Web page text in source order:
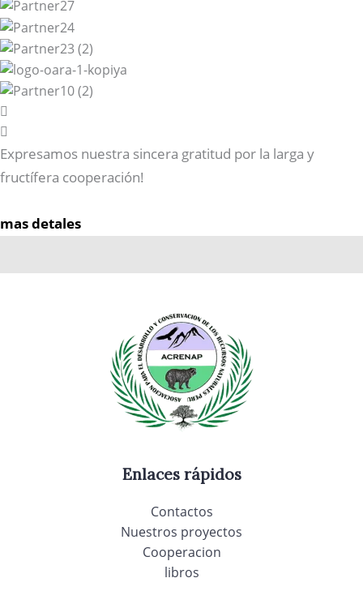
Expresamos nuestra sincera gratitud por la larga y
fructífera cooperación!
mas detales
Enlaces rápidos
Contactos
Nuestros proyectos
Cooperacion
libros